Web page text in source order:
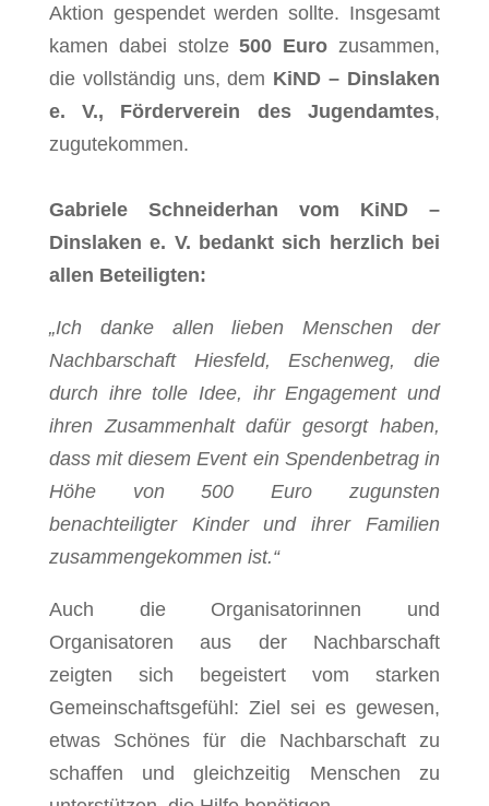
Aktion gespendet werden sollte. Insgesamt
kamen dabei stolze500 Euro zusammen,
die vollständig uns, dem KiND – Dinslaken
e. V., Förderverein des Jugendamtes,
zugutekommen.
Gabriele Schneiderhan vom KiND –
Dinslaken e. V. bedankt sich herzlich bei
allen Beteiligten:
„Ich danke allen lieben Menschen der
Nachbarschaft Hiesfeld, Eschenweg, die
durch ihre tolle Idee, ihr Engagement und
ihren Zusammenhalt dafür gesorgt haben,
dass mit diesem Event ein Spendenbetrag in
Höhe von 500 Euro zugunsten
benachteiligter Kinder und ihrer Familien
zusammengekommen ist.“
Auch die Organisatorinnen und
Organisatoren aus der Nachbarschaft
zeigten sich begeistert vom starken
Gemeinschaftsgefühl: Ziel sei es gewesen,
etwas Schönes für die Nachbarschaft zu
schaffen und gleichzeitig Menschen zu